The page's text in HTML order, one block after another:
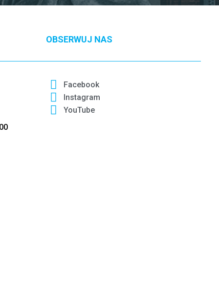
OBSERWUJ NAS
Facebook
Instagram
YouTube